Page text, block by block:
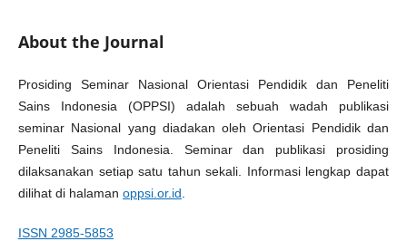
About the Journal
Prosiding Seminar Nasional Orientasi Pendidik dan Peneliti
Sains Indonesia (OPPSI) adalah sebuah wadah publikasi
seminar Nasional yang diadakan oleh Orientasi Pendidik dan
Peneliti Sains Indonesia. Seminar dan publikasi prosiding
dilaksanakan setiap satu tahun sekali. Informasi lengkap dapat
dilihat di halaman oppsi.or.id
ISSN 2985-5853